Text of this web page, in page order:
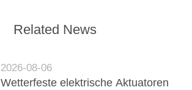
Related News
2026-08-06
Wetterfeste elektrische Aktuatoren